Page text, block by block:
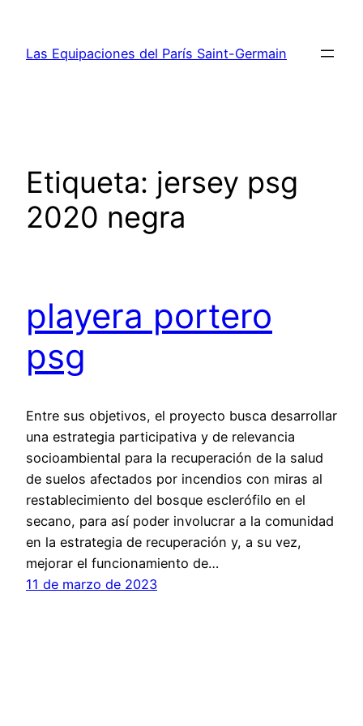
contenido
Las Equipaciones del París Saint-Germain
Etiqueta: jersey psg
2020 negra
playera portero
psg
Entre sus objetivos, el proyecto busca desarrollar
una estrategia participativa y de relevancia
socioambiental para la recuperación de la salud
de suelos afectados por incendios con miras al
restablecimiento del bosque esclerófilo en el
secano, para así poder involucrar a la comunidad
en la estrategia de recuperación y, a su vez,
mejorar el funcionamiento de…
11 de marzo de 2023